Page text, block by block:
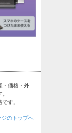
・価格・外
す。
ジのトップへ